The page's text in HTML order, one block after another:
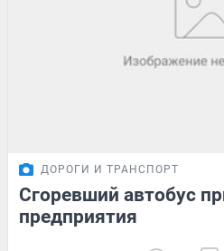
ДОРОГИ И ТРАНСПОРТ
Сгоревший автобус
предприятия